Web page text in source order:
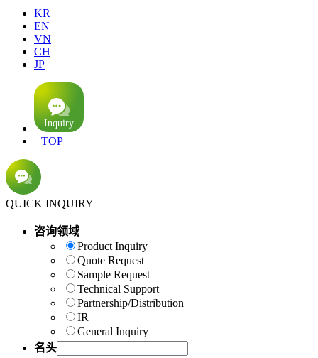
KR
EN
VN
CH
JP
TOP
QUICK INQUIRY
咨询领域
Product Inquiry
Quote Request
Sample Request
Technical Support
Partnership/Distribution
IR
General Inquiry
名头